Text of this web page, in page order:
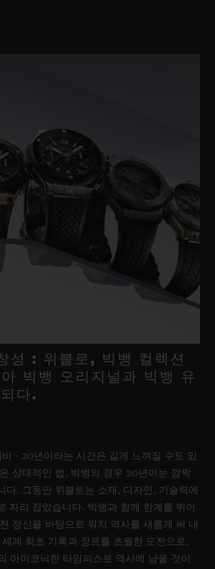
성 : 위블로, 빅뱅 컬렉션
빅뱅 오리지널과 빅뱅 유
다.
바 - 20년이라는 시간은 길게 느껴질 수도 있
상대적인 법, 빅뱅의 경우 20년이눈 깜짝
다. 그동안 위블로는 소재, 디자인, 기술력에
자리 잡았습니다. 빅뱅과 함께 한계를 뛰어
정신을 바탕으로 워치 역사를 새롭게 써 내
계 최초 기록과 장르를 초월한 도전으로,
아이코닉한 타임피스로 역사에 남을 것이